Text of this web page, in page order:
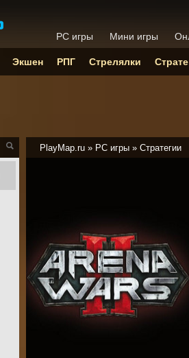
PlayMap.ru » PC игры » Стратегии
PC игры Мини игры
Экшен РПГ Стрелялки